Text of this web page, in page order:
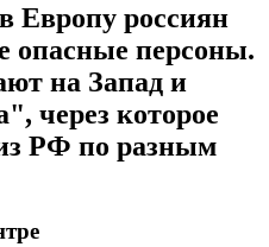
Европу россиян
опасные персоны.
на Запад и
через которое
РФ по разным